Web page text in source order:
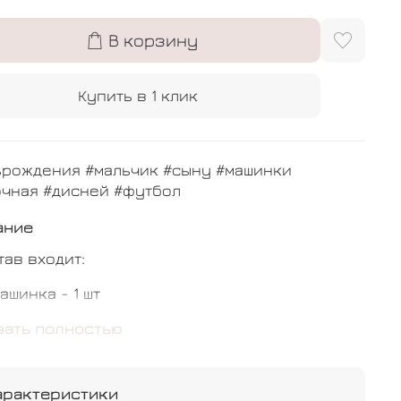
В корзину
Купить в 1 клик
#мальчик #сыну #машинки
#дисней #футбол
входит:
- 1 шт
с индивидуальной надписью- 1 шт
полностью